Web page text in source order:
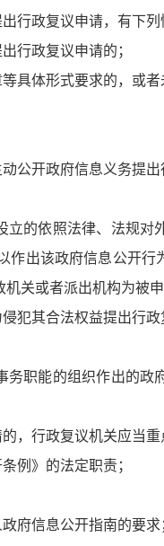
政复议申请，有下列
行政复议申请的；
具体形式要求的，或
开政府信息义务提
的依照法律、法规对
出该政府信息公开
关或者派出机构为被申
犯其合法权益提出行
职能的组织作出的
行政复议机关应当重
例》的法定职责；
府信息公开指南的要求